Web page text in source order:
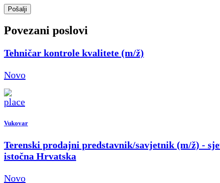
Pošalji
Povezani poslovi
Tehničar kontrole kvalitete (m/ž)
Novo
Vukovar
Terenski prodajni predstavnik/savjetnik (m/ž) -
istočna Hrvatska
Novo